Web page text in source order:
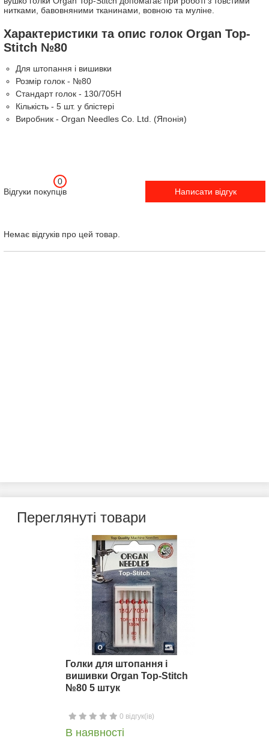
нитками, бавовняними тканинами, вовною та муліне.
Характеристики та опис голок Organ Top-
Stitch №80
Для штопання і вишивки
Розмір голок - №80
Стандарт голок - 130/705H
Кількість - 5 шт. у блістері
Виробник - Organ Needles Co. Ltd. (Японія)
Відгуки покупців
0
Написати відгук
Немає відгуків про цей товар.
Переглянуті товари
Голки для штопання і
вишивки Organ Top-Stitch
№80 5 штук
0 відгук(ів)
В наявності